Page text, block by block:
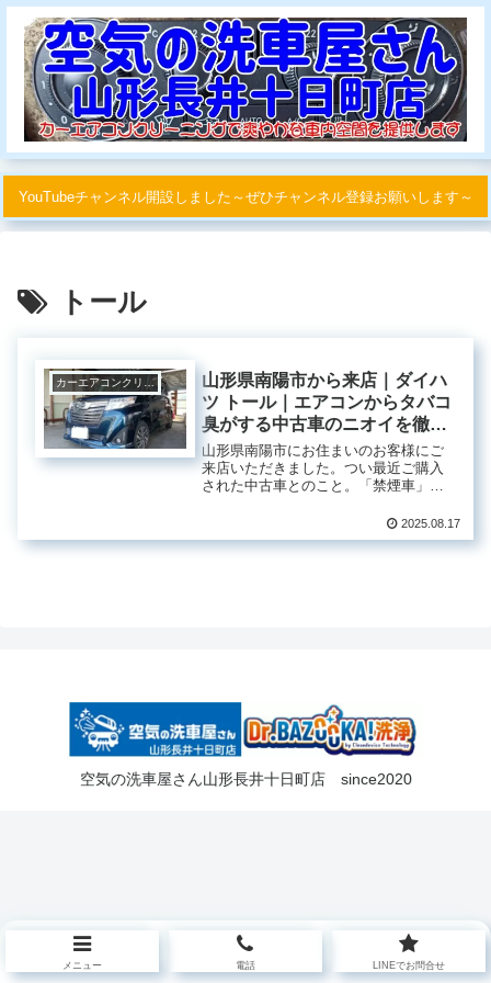
YouTubeチャンネル開設しました～ぜひチャンネル登録お願いします～
トール
カーエアコンクリーニング
山形県南陽市から来店｜ダイハ
ツ トール｜エアコンからタバコ
臭がする中古車のニオイを徹底
除去
山形県南陽市にお住まいのお客様にご
来店いただきました。つい最近ご購入
された中古車とのこと。「禁煙車」と
が…いざ乗ってみると、エアコンから
はなぜかタバコ臭が・・・。「え？禁
2025.08.17
空気の洗車屋さん山形長井十日町店 since2020
メニュー 電話 LINEでお問合せ